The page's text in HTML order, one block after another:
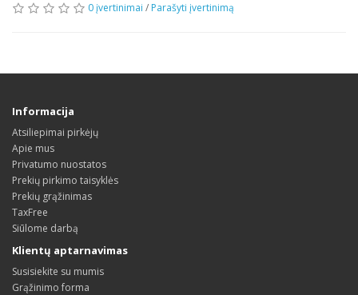
0 įvertinimai / Parašyti įvertinimą
Informacija
Atsiliepimai pirkėjų
Apie mus
Privatumo nuostatos
Prekių pirkimo taisyklės
Prekių grąžinimas
TaxFree
Siūlome darbą
Klientų aptarnavimas
Susisiekite su mumis
Grąžinimo forma